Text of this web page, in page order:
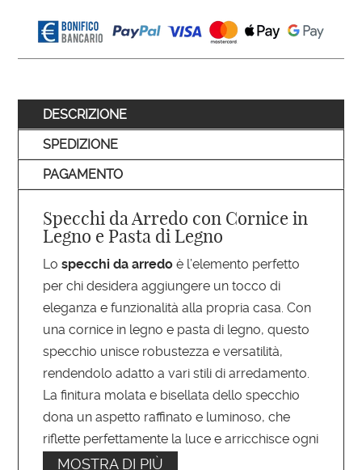
DESCRIZIONE
SPEDIZIONE
PAGAMENTO
Specchi da Arredo con Cornice in
Legno e Pasta di Legno
Lospecchi da arredo è l’elemento perfetto
per chi desidera aggiungere un tocco di
eleganza e funzionalità alla propria casa. Con
una cornice in legno e pasta di legno, questo
specchio unisce robustezza e versatilità,
rendendolo adatto a vari stili di arredamento.
La finitura molata e bisellata dello specchio
dona un aspetto raffinato e luminoso, che
riflette perfettamente la luce e arricchisce ogni
ambiente.
MOSTRA DI PIÙ